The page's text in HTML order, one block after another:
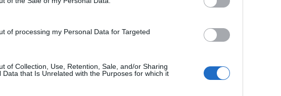
of processing my Personal Data for Targeted
of Collection, Use, Retention, Sale, and/or Sharing
Data that Is Unrelated with the Purposes for which it
Antonio Piromalli ingyenesen
irodalomtörténet-e (Storia della
digitális keresőprogrammal és
http://www3.unibo.it/boll900/
«Bollettino '900». A Bolognai
Tanszékének online folyóirata.
Régi és kortárs olasz irodalmi